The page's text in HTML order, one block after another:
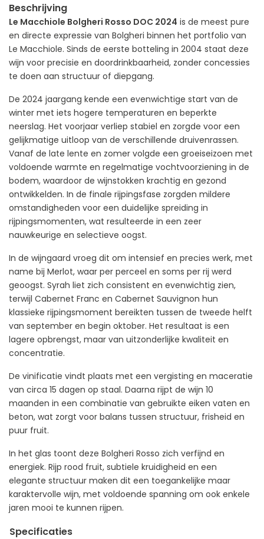
Beschrijving
Le Macchiole Bolgheri Rosso DOC 2024 is de meest pure
en directe expressie van Bolgheri binnen het portfolio van
Le Macchiole. Sinds de eerste botteling in 2004 staat deze
wijn voor precisie en doordrinkbaarheid, zonder concessies
te doen aan structuur of diepgang.
De 2024 jaargang kende een evenwichtige start van de
winter met iets hogere temperaturen en beperkte
neerslag. Het voorjaar verliep stabiel en zorgde voor een
gelijkmatige uitloop van de verschillende druivenrassen.
Vanaf de late lente en zomer volgde een groeiseizoen met
voldoende warmte en regelmatige vochtvoorziening in de
bodem, waardoor de wijnstokken krachtig en gezond
ontwikkelden. In de finale rijpingsfase zorgden mildere
omstandigheden voor een duidelijke spreiding in
rijpingsmomenten, wat resulteerde in een zeer
nauwkeurige en selectieve oogst.
In de wijngaard vroeg dit om intensief en precies werk, met
name bij Merlot, waar per perceel en soms per rij werd
geoogst. Syrah liet zich consistent en evenwichtig zien,
terwijl Cabernet Franc en Cabernet Sauvignon hun
klassieke rijpingsmoment bereikten tussen de tweede helft
van september en begin oktober. Het resultaat is een
lagere opbrengst, maar van uitzonderlijke kwaliteit en
concentratie.
De vinificatie vindt plaats met een vergisting en maceratie
van circa 15 dagen op staal. Daarna rijpt de wijn 10
maanden in een combinatie van gebruikte eiken vaten en
beton, wat zorgt voor balans tussen structuur, frisheid en
puur fruit.
In het glas toont deze Bolgheri Rosso zich verfijnd en
energiek. Rijp rood fruit, subtiele kruidigheid en een
elegante structuur maken dit een toegankelijke maar
karaktervolle wijn, met voldoende spanning om ook enkele
jaren mooi te kunnen rijpen.
Specificaties